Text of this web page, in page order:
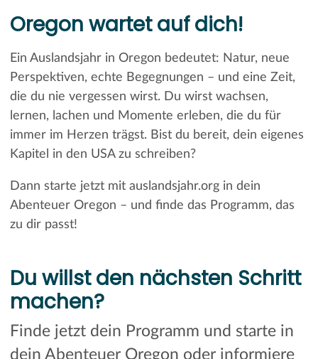
Oregon wartet auf dich!
Ein Auslandsjahr in Oregon bedeutet: Natur, neue
Perspektiven, echte Begegnungen – und eine Zeit,
die du nie vergessen wirst. Du wirst wachsen,
lernen, lachen und Momente erleben, die du für
immer im Herzen trägst. Bist du bereit, dein eigenes
Kapitel in den USA zu schreiben?
Dann starte jetzt mit auslandsjahr.org in dein
Abenteuer Oregon – und finde das Programm, das
zu dir passt!
Du willst den nächsten Schritt
machen?
Finde jetzt dein Programm und starte in
dein Abenteuer Oregon oder informiere